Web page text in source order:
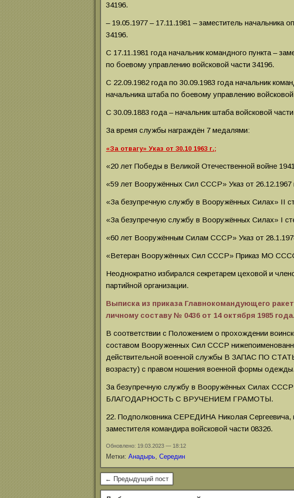
34196.
– 19.05.1977 – 17.11.1981 – заместитель начальника
34196.
С 17.11.1981 года начальник командного пункта –
по боевому управлению войсковой части 34196.
С 22.09.1982 года по 30.09.1983 года начальник
начальника штаба по боевому управлению войсковой
С 30.09.1883 года – начальник штаба войсковой
За время службы награждён 7 медалями:
«За отвагу» Указ от 30.10 1963 г.;
«20 лет Победы в Великой Отечественной войне
«59 лет Вооружённых Сил СССР» Указ от 26.12.1967
«За безупречную службу в Вооружённых Силах» II
«За безупречную службу в Вооружённых Силах» I
«60 лет Вооружённым Силам СССР» Указ от
«Ветеран Вооружённых Сил СССР» Приказ МО
Неоднократно избирался секретарем цеховой и
партийной организации.
Выписка из приказа Главнокомандующего
личному составу № 0436 от 14 октября 1985 года.
В соответствии с Положением о прохождении
составом Вооруженных Сил СССР
действительной военной службы В ЗАПАС ПО
возрасту) с правом ношения военной формы одежды.
За безупречную службу в Вооружённых Силах
БЛАГОДАРНОСТЬ С ВРУЧЕНИЕМ ГРАМОТЫ.
22. Подполковника СЕРЕДИНА Николая Сергеевича,
заместителя командира войсковой части 08326.
Обновлено: 19.03.2023 — 18:12
Метки: Анадырь, Середин
← Предыдущий пост